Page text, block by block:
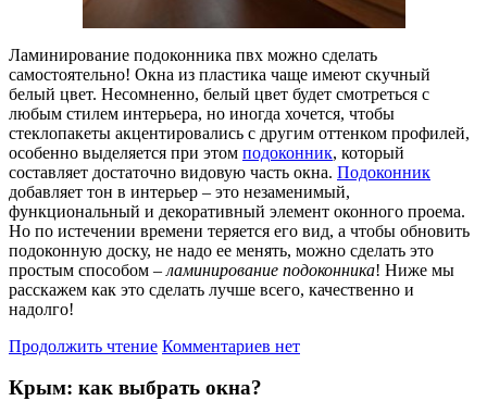
Ламинирование подоконника пвх можно сделать
самостоятельно! Окна из пластика чаще имеют скучный
белый цвет. Несомненно, белый цвет будет смотреться с
любым стилем интерьера, но иногда хочется, чтобы
стеклопакеты акцентировались с другим оттенком профилей,
особенно выделяется при этом подоконник, который
составляет достаточно видовую часть окна. Подоконник
добавляет тон в интерьер – это незаменимый,
функциональный и декоративный элемент оконного проема.
Но по истечении времени теряется его вид, а чтобы обновить
подоконную доску, не надо ее менять, можно сделать это
простым способом – ламинирование подоконника! Ниже мы
расскажем как это сделать лучше всего, качественно и
надолго!
Продолжить чтение Комментариев нет
Крым: как выбрать окна?